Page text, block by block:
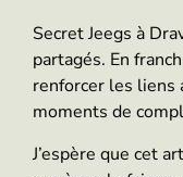
Secret Jeegs à
partagés. En
renforcer les liens
moments de
J’espère que cet